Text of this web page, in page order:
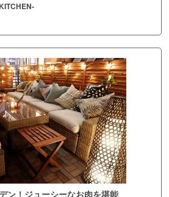
ン！ジューシーなお肉を堪能